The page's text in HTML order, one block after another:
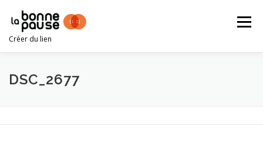
contenu
Créer du lien
Menu
TEAM BUILDING PAR L’IMPRO
DSC_2677